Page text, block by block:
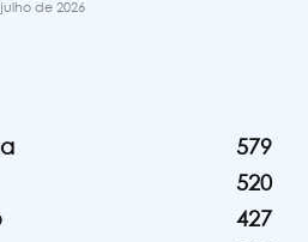
de 2026
579
520
427